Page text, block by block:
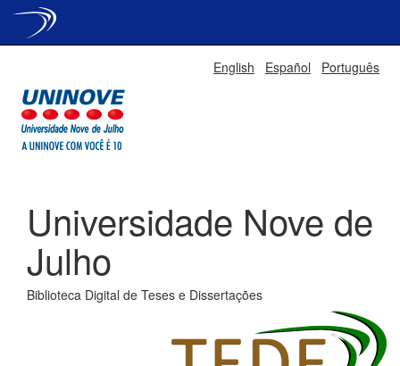
English Español Português
Universidade Nove de
Julho
Biblioteca Digital de Teses e Dissertações